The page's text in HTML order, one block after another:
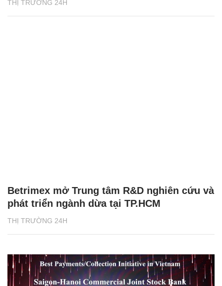
THỊ TRƯỜNG 24H
THỊ TRƯỜNG 24H
Betrimex mở Trung tâm R&D nghiên cứu và
phát triển ngành dừa tại TP.HCM